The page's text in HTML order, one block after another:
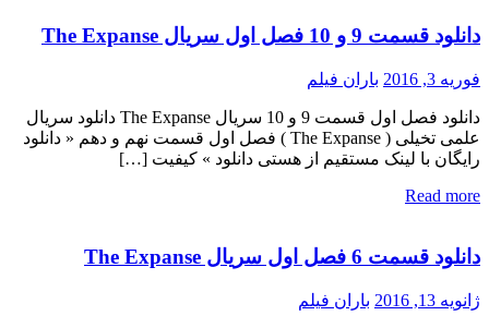
دانلود قسمت 9 و 10 فصل اول سریال The Expanse
فوریه 3, 2016 باران فیلم
دانلود فصل اول قسمت 9 و 10 سریال The Expanse دانلود سریال
علمی تخیلی ( The Expanse ) فصل اول قسمت نهم و دهم « دانلود
رایگان با لینک مستقیم از هستی دانلود » کیفیت […]
Read more
دانلود قسمت 6 فصل اول سریال The Expanse
ژانویه 13, 2016 باران فیلم